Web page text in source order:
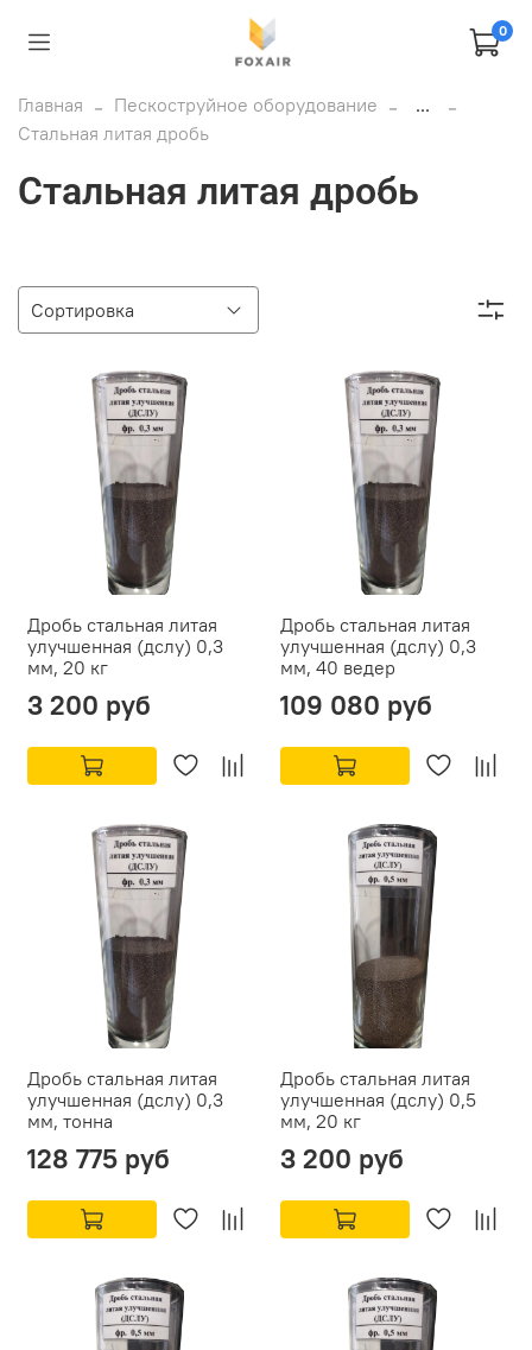
0
Главная Пескоструйное оборудование
...
Стальная литая дробь
Стальная литая дробь
Дробь стальная литая
улучшенная (дслу) 0,3
мм, 20 кг
3 200 руб
Дробь стальная литая
улучшенная (дслу) 0,3
мм, 40 ведер
109 080 руб
Дробь стальная литая
улучшенная (дслу) 0,3
мм, тонна
128 775 руб
Дробь стальная литая
улучшенная (дслу) 0,5
мм, 20 кг
3 200 руб